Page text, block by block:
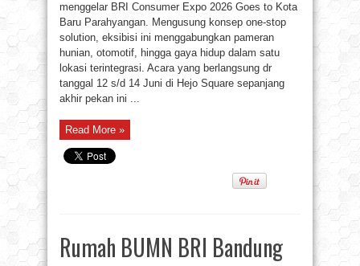
menggelar BRI Consumer Expo 2026 Goes to Kota
Baru Parahyangan. Mengusung konsep one-stop
solution, eksibisi ini menggabungkan pameran
hunian, otomotif, hingga gaya hidup dalam satu
lokasi terintegrasi. ​Acara yang berlangsung dr
tanggal 12 s/d 14 Juni di Hejo Square sepanjang
akhir pekan ini ...
Read More »
Rumah BUMN BRI Bandung